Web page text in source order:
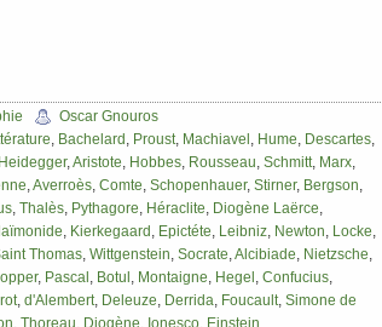
Oscar Gnouros
, Bachelard , Proust, Machiavel , Hume, Descartes,
Heidegger,Aristote, Hobbes, Rousseau, Schmitt, Marx,
,Averroès, Comte, Schopenhauer, Stirner, Bergson,
, Thalès, Pythagore, Héraclite, Diogène Laërce,
, Kierkegaard , Epictéte, Leibniz, Newton, Locke,
Thomas, Wittgenstein, Socrate,Alcibiade, Nietzsche,
, Pascal , Botul , Montaigne, Hegel , Confucius,
, d'Alembert, Deleuze, Derrida, Foucault, Simone de
, Thoreau, Diogène, Ionesco, Einstein